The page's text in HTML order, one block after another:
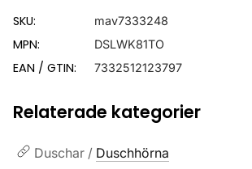
SKU: mav7333248
MPN: DSLWK81TO
EAN / GTIN: 7332512123797
Relaterade kategorier
Duschar / Duschhörna